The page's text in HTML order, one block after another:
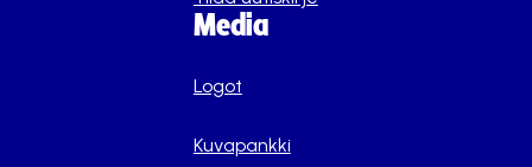
Media
Logot
Kuvapankki